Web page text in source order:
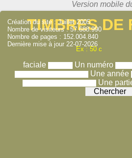
TIMBRES DE
Ex : 50 c
faciale Un numéro
Une année
Une
Création du site : Juillet 2005
Nombre de visiteurs : 57.688.990
Nombre de pages : 152.004.840
Dernière mise à jour 22-07-2026